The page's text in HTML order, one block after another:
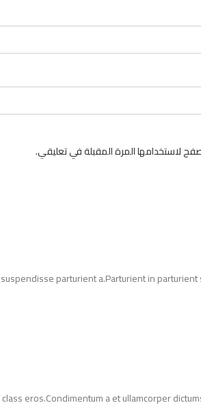
لاستخدامها المرة المقبلة في تعليقي.
parturient a.Parturient in
eros.Condimentum a et ullamcorper